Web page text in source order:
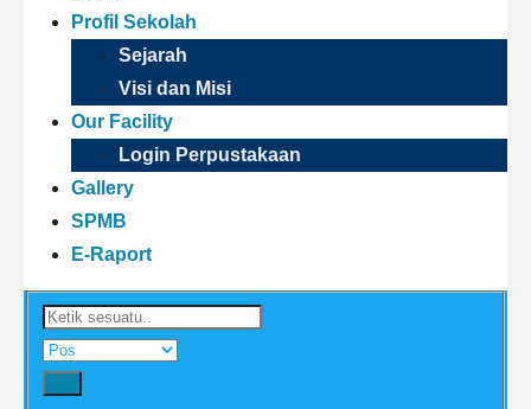
Profil Sekolah
Sejarah
Visi dan Misi
Our Facility
Login Perpustakaan
Gallery
SPMB
E-Raport